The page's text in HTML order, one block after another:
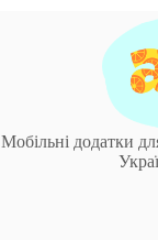
Мобільні додатки